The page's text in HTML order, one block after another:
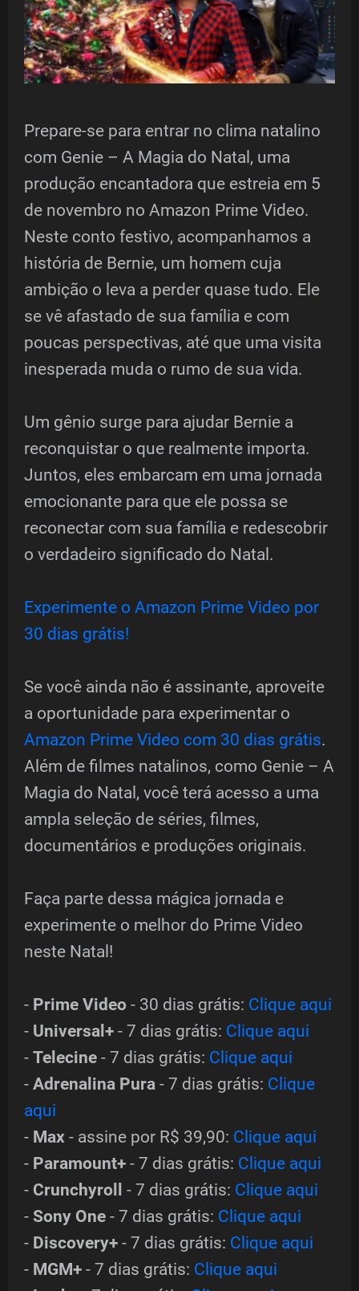
Prepare-se para entrar no clima natalino
com Genie – A Magia do Natal, uma
produção encantadora que estreia em 5
de novembro no Amazon Prime Video.
Neste conto festivo, acompanhamos a
história de Bernie, um homem cuja
ambição o leva a perder quase tudo. Ele
se vê afastado de sua família e com
poucas perspectivas, até que uma visita
inesperada muda o rumo de sua vida.
Um gênio surge para ajudar Bernie a
reconquistar o que realmente importa.
Juntos, eles embarcam em uma jornada
emocionante para que ele possa se
reconectar com sua família e redescobrir
o verdadeiro significado do Natal.
Experimente o Amazon Prime Video por
30 dias grátis!
Se você ainda não é assinante, aproveite
a oportunidade para experimentar o
Amazon Prime Video com 30 dias grátis.
Além de filmes natalinos, como Genie – A
Magia do Natal, você terá acesso a uma
ampla seleção de séries, filmes,
documentários e produções originais.
Faça parte dessa mágica jornada e
experimente o melhor do Prime Video
neste Natal!
- Prime Video - 30 dias grátis: Clique aqui
- Universal+ - 7 dias grátis: Clique aqui
- Telecine - 7 dias grátis: Clique aqui
- Adrenalina Pura - 7 dias grátis: Clique
aqui
- Max - assine por R$ 39,90: Clique aqui
- Paramount+ - 7 dias grátis: Clique aqui
- Crunchyroll - 7 dias grátis: Clique aqui
- Sony One - 7 dias grátis: Clique aqui
- Discovery+ - 7 dias grátis: Clique aqui
- MGM+ - 7 dias grátis: Clique aqui